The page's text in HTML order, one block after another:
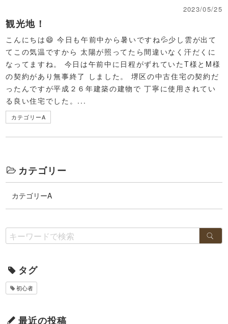
2023/05/25
観光地！
こんにちは😄 今日も午前中から暑いですね💦少し雲が出て
てこの気温ですから 太陽が照ってたら間違いなく汗だくに
なってますね。 今日は午前中に日程がずれていたT様とM様
の契約があり無事終了 しました。 堺区の中古住宅の契約だ
ったんですが平成２６年建築の建物で 丁寧に使用されてい
る良い住宅でした。...
カテゴリーA
カテゴリー
カテゴリーA
タグ
初心者
最近の投稿